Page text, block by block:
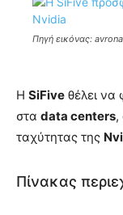
Πηγή εικόνας: avrona
Η SiFive θέλει να
στα data centers,
ταχύτητας της
Πίνακας